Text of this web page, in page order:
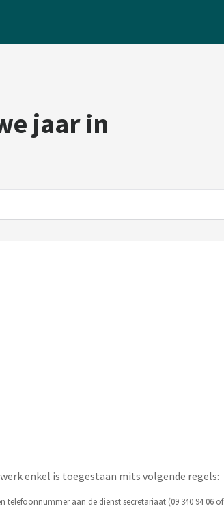
jaar in
enkel is toegestaan mits volgende regels:
telefoonnummer aan de dienst secretariaat (09 340 94 06 of